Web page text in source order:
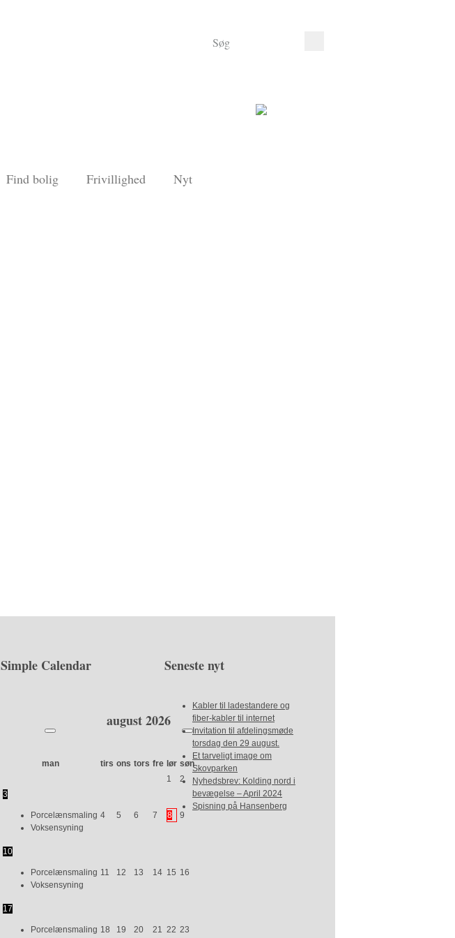
Find bolig Frivillighed Nyt
Simple Calendar
august2026
man tirs ons tors fre lør søn
1
2
3
Porcelænsmaling
Voksensyning
4 5 6 7 8 9
10
Porcelænsmaling
Voksensyning
11 12 13 14 15 16
17
Porcelænsmaling 18 19 20 21 22 23
Seneste nyt
Kabler til ladestandere og
fiber-kabler til internet
Invitation til afdelingsmøde
torsdag den 29 august.
Et tarveligt image om
Skovparken
Nyhedsbrev: Kolding nord i
bevægelse – April 2024
Spisning på Hansenberg